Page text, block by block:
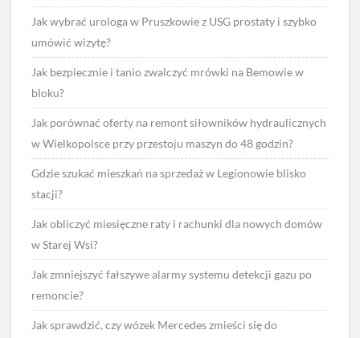
Jak wybrać urologa w Pruszkowie z USG prostaty i szybko
umówić wizytę?
Jak bezpiecznie i tanio zwalczyć mrówki na Bemowie w
bloku?
Jak porównać oferty na remont siłowników hydraulicznych
w Wielkopolsce przy przestoju maszyn do 48 godzin?
Gdzie szukać mieszkań na sprzedaż w Legionowie blisko
stacji?
Jak obliczyć miesięczne raty i rachunki dla nowych domów
w Starej Wsi?
Jak zmniejszyć fałszywe alarmy systemu detekcji gazu po
remoncie?
Jak sprawdzić, czy wózek Mercedes zmieści się do